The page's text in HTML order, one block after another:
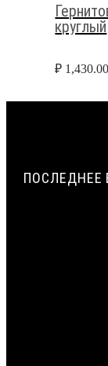
круглый
₽ 1,430.00
ПОСЛЕДНЕЕ